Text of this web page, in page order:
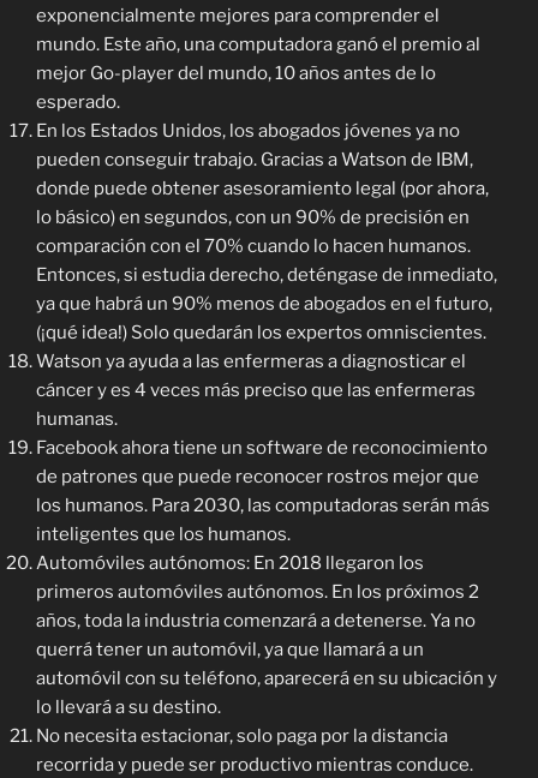
exponencialmente mejores para comprender el
mundo. Este año, una computadora ganó el premio al
mejor Go-player del mundo, 10 años antes de lo
esperado.
En los Estados Unidos, los abogados jóvenes ya no
pueden conseguir trabajo. Gracias a Watson de IBM,
donde puede obtener asesoramiento legal (por ahora,
lo básico) en segundos, con un 90% de precisión en
comparación con el 70% cuando lo hacen humanos.
Entonces, si estudia derecho, deténgase de inmediato,
ya que habrá un 90% menos de abogados en el futuro,
(¡qué idea!) Solo quedarán los expertos omniscientes.
Watson ya ayuda a las enfermeras a diagnosticar el
cáncer y es 4 veces más preciso que las enfermeras
humanas.
Facebook ahora tiene un software de reconocimiento
de patrones que puede reconocer rostros mejor que
los humanos. Para 2030, las computadoras serán más
inteligentes que los humanos.
Automóviles autónomos: En 2018 llegaron los
primeros automóviles autónomos. En los próximos 2
años, toda la industria comenzará a detenerse. Ya no
querrá tener un automóvil, ya que llamará a un
automóvil con su teléfono, aparecerá en su ubicación y
lo llevará a su destino.
No necesita estacionar, solo paga por la distancia
recorrida y puede ser productivo mientras conduce.